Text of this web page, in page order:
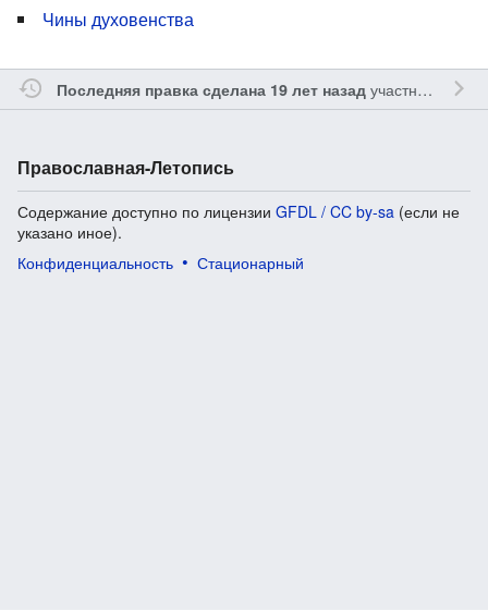
Чины духовенства
Последняя правка сделана 19 лет назадучастником Gleb
Православная-Летопись
Содержание доступно по лицензии GFDL / CC by-sa (если не
указано иное).
Конфиденциальность
Стационарный